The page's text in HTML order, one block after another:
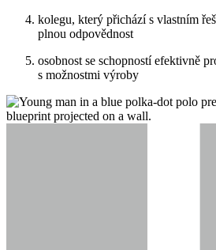
kolegu, který přichází s vlastním
plnou odpovědnost
osobnost se schopností efektivně
s možnostmi výroby